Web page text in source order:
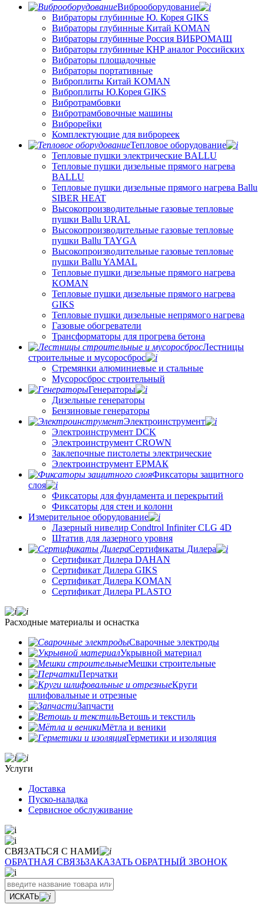
Виброоборудование
Вибраторы глубинные Ю. Корея GIKS
Вибраторы глубинные Китай KOMAN
Вибраторы глубинные Россия ВИБРОМАШ
Вибраторы глубинные КНР аналог Российских
Вибраторы площадочные
Вибраторы портативные
Виброплиты Китай KOMAN
Виброплиты Ю.Корея GIKS
Вибротрамбовки
Вибротрамбовочные машины
Виброрейки
Комплектующие для виброреек
Тепловое оборудование
Тепловые пушки электрические BALLU
Тепловые пушки дизельные прямого нагрева
BALLU
Тепловые пушки дизельные прямого нагрева Ballu
SIBER HEAT
Высокопроизводительные газовые тепловые
пушки Ballu URAL
Высокопроизводительные газовые тепловые
пушки Ballu TAYGA
Высокопроизводительные газовые тепловые
пушки Ballu YAMAL
Тепловые пушки дизельные прямого нагрева
KOMAN
Тепловые пушки дизельные прямого нагрева
GIKS
Тепловые пушки дизельные непрямого нагрева
Газовые обогреватели
Трансформаторы для прогрева бетона
Лестницы
строительные и мусоросброс
Стремянки алюминиевые и стальные
Мусоросброс строительный
Генераторы
Дизельные генераторы
Бензиновые генераторы
Электроинструмент
Электроинструмент DCK
Электроинструмент CROWN
Заклепочные пистолеты электрические
Электроинструмент ЕРМАК
Фиксаторы защитного
слоя
Фиксаторы для фундамента и перекрытий
Фиксаторы для стен и колонн
Измерительное оборудование
Лазерный нивелир Condtrol Infiniter CLG 4D
Штатив для лазерного уровня
Сертификаты Дилера
Сертификат Дилера DAHAN
Сертификат Дилера GIKS
Сертификат Дилера KOMAN
Сертификат Дилера PLASTO
Расходные материалы и оснастка
Сварочные электроды
Укрывной материал
Мешки строительные
Перчатки
Круги
шлифовальные и отрезные
Запчасти
Ветошь и текстиль
Мётла и веники
Герметики и изоляция
Услуги
Доставка
Пуско-наладка
Сервисное обслуживание
СВЯЗАТЬСЯ С НАМИ
ОБРАТНАЯ СВЯЗЬЗАКАЗАТЬ ОБРАТНЫЙ ЗВОНОК
ИСКАТЬ